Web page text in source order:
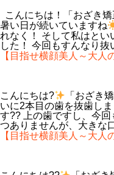
美
人〜
大
人
の
矯
ブ
ラ
ケ
ッ
ト
に
て?
こんにちは！「おざき
暑い日が続いていますね
れなく！ そして私はとい
した！ 今回もすんなり抜
【目指せ横顔美人～大
こんにちは?
「おざき
いに2本目の歯を抜歯し
す?? 上の歯ですし、今
つありませんが、大きな
【目指せ横顔美人～大